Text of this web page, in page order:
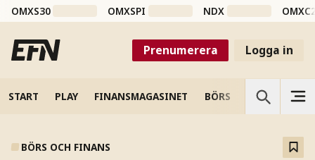
OMXS30 OMXSPI NDX
Prenumerera Logga in
START PLAY FINANSMAGASINET BÖRS VETENSKAP
BÖRS OCH FINANS